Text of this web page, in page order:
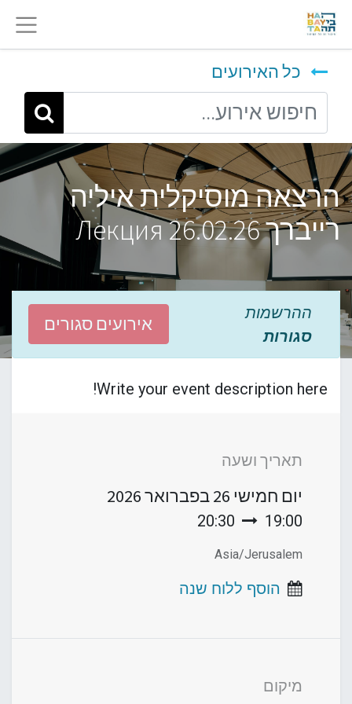
כל האירועים
הרצאה מוסיקלית איליה
רייברך 26.02.26 Лекция
ההרשמות
סגורות
אירועים סגורים
Write your event description here!
תאריך ושעה
יום חמישי 26 בפברואר 2026
19:00
20:30
Asia/Jerusalem
הוסף ללוח שנה
מיקום